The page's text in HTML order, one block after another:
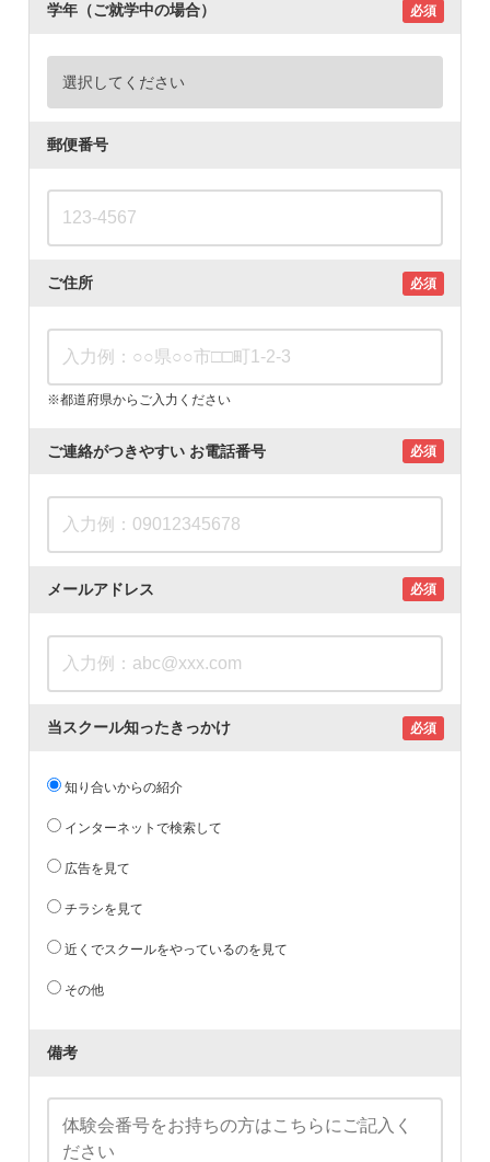
学年（ご就学中の場合） 必須
郵便番号
ご住所 必須
※都道府県からご入力ください
ご連絡がつきやすいお電話番号 必須
メールアドレス 必須
当スクール知ったきっかけ 必須
知り合いからの紹介
インターネットで検索して
広告を見て
チラシを見て
近くでスクールをやっているのを見て
その他
備考